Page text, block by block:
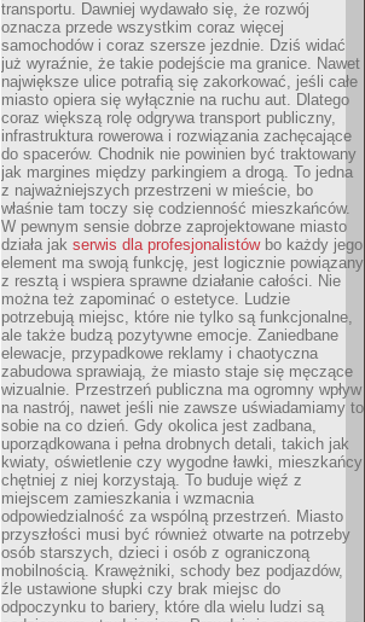
transportu. Dawniej wydawało się, że rozwój
oznacza przede wszystkim coraz więcej
samochodów i coraz szersze jezdnie. Dziś widać
już wyraźnie, że takie podejście ma granice. Nawet
największe ulice potrafią się zakorkować, jeśli całe
miasto opiera się wyłącznie na ruchu aut. Dlatego
coraz większą rolę odgrywa transport publiczny,
infrastruktura rowerowa i rozwiązania zachęcające
do spacerów. Chodnik nie powinien być traktowany
jak margines między parkingiem a drogą. To jedna
z najważniejszych przestrzeni w mieście, bo
właśnie tam toczy się codzienność mieszkańców.
W pewnym sensie dobrze zaprojektowane miasto
działa jak serwis dla profesjonalistówbo każdy jego
element ma swoją funkcję, jest logicznie powiązany
z resztą i wspiera sprawne działanie całości. Nie
można też zapominać o estetyce. Ludzie
potrzebują miejsc, które nie tylko są funkcjonalne,
ale także budzą pozytywne emocje. Zaniedbane
elewacje, przypadkowe reklamy i chaotyczna
zabudowa sprawiają, że miasto staje się męczące
wizualnie. Przestrzeń publiczna ma ogromny wpływ
na nastrój, nawet jeśli nie zawsze uświadamiamy to
sobie na co dzień. Gdy okolica jest zadbana,
uporządkowana i pełna drobnych detali, takich jak
kwiaty, oświetlenie czy wygodne ławki, mieszkańcy
chętniej z niej korzystają. To buduje więź z
miejscem zamieszkania i wzmacnia
odpowiedzialność za wspólną przestrzeń. Miasto
przyszłości musi być również otwarte na potrzeby
osób starszych, dzieci i osób z ograniczoną
mobilnością. Krawężniki, schody bez podjazdów,
źle ustawione słupki czy brak miejsc do
odpoczynku to bariery, które dla wielu ludzi są